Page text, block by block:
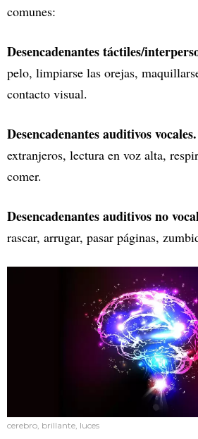
comunes:
Desencadenantes táctiles/
pelo, limpiarse las orejas,
contacto visual.
Desencadenantes auditivos vocales.
extranjeros, lectura en voz alta,
comer.
Desencadenantes auditivos no
rascar, arrugar, pasar páginas,
cerebro, brillante, luces